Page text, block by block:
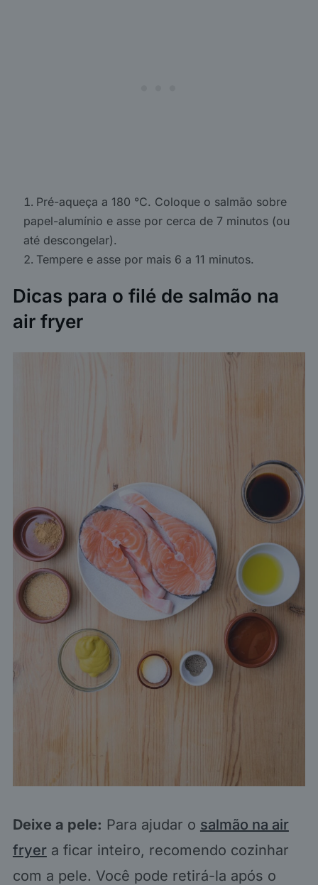
Pré-aqueça a 180 °C. Coloque o salmão sobre
papel-alumínio e asse por cerca de 7 minutos (ou
até descongelar).
Tempere e asse por mais 6 a 11 minutos.
Dicas para o filé de salmão na
air fryer
Deixe a pele: Para ajudar o salmão na air
fryera ficar inteiro, recomendo cozinhar
com a pele. Você pode retirá-la após o